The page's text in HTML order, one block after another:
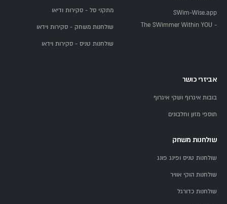
SWim-Wise.app
- The SWimmer Within YOU
מתקני סל - סקירות ודיאו
שולחנות משחק - סקירות וידאו
שולחנות טניס - סקירות וידאו
אביזרי כושר
בובות איגרוף ושקי איגרוף
תוספי מזון וחלבונים
שולחנות משחק
שולחנות טניס ופינג פונג
שולחנות הוקי אוויר
שולחנות כדורגל